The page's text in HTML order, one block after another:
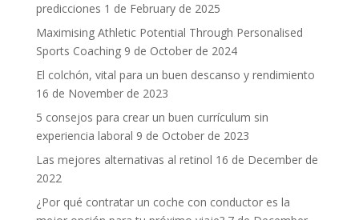
predicciones 1 de February de 2025
Maximising Athletic Potential Through Personalised
Sports Coaching 9 de October de 2024
El colchón, vital para un buen descanso y rendimiento
16 de November de 2023
5 consejos para crear un buen currículum sin
experiencia laboral 9 de October de 2023
Las mejores alternativas al retinol 16 de December de
2022
¿Por qué contratar un coche con conductor es la